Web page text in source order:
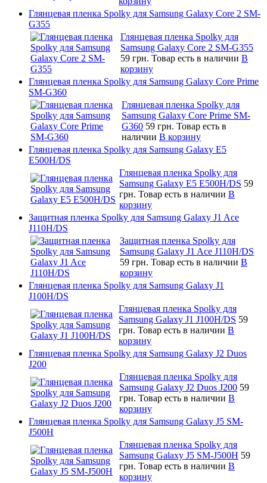
Глянцевая пленка Spolky для Samsung Galaxy Core 2 SM-
G355
Глянцевая пленка Spolky для
Samsung Galaxy Core 2 SM-G355
59 грн. Товар есть в наличии В
корзину
Глянцевая пленка Spolky для Samsung Galaxy Core Prime
SM-G360
Глянцевая пленка Spolky для
Samsung Galaxy Core Prime SM-
G360 59 грн. Товар есть в
наличии В корзину
Глянцевая пленка Spolky для Samsung Galaxy E5
E500H/DS
Глянцевая пленка Spolky для
Samsung Galaxy E5 E500H/DS 59
грн. Товар есть в наличии В
корзину
Защитная пленка Spolky для Samsung Galaxy J1 Ace
J110H/DS
Защитная пленка Spolky для
Samsung Galaxy J1 Ace J110H/DS
59 грн. Товар есть в наличии В
корзину
Глянцевая пленка Spolky для Samsung Galaxy J1
J100H/DS
Глянцевая пленка Spolky для
Samsung Galaxy J1 J100H/DS 59
грн. Товар есть в наличии В
корзину
Глянцевая пленка Spolky для Samsung Galaxy J2 Duos
J200
Глянцевая пленка Spolky для
Samsung Galaxy J2 Duos J200 59
грн. Товар есть в наличии В
корзину
Глянцевая пленка Spolky для Samsung Galaxy J5 SM-
J500H
Глянцевая пленка Spolky для
Samsung Galaxy J5 SM-J500H 59
грн. Товар есть в наличии В
корзину